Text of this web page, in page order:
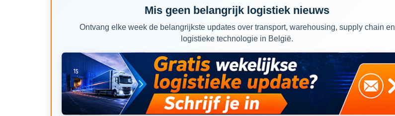
Mis geen belangrijk logistiek nieuws
Ontvang elke week de belangrijkste updates over transport, warehousing, supply chain en
logistieke technologie in België.